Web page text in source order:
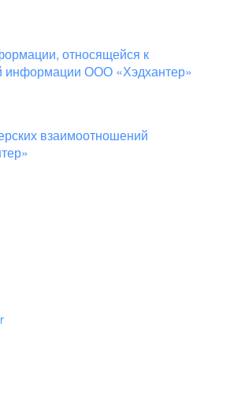
относящейся к
информации ООО «Хэдхантер»
взаимоотношений